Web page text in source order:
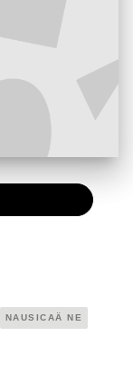
NAUSICAÄ NE